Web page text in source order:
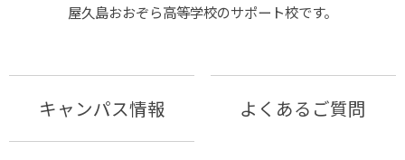
屋久島おおぞら⾼等学校のサポート校です。
キャンパス情報 よくあるご質問